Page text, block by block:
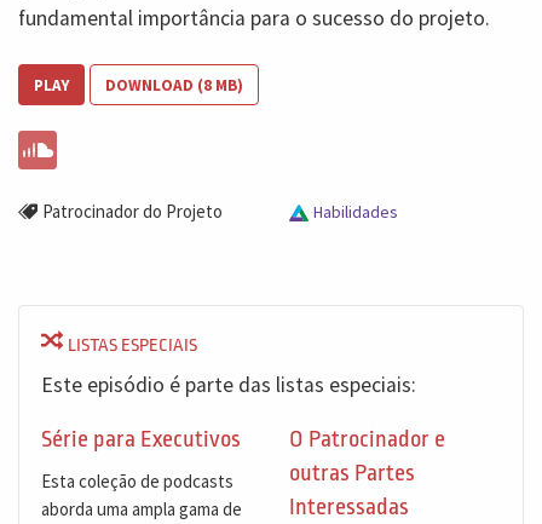
fundamental importância para o sucesso do projeto.
PLAY DOWNLOAD (8 MB)
Patrocinador do Projeto Habilidades
LISTAS ESPECIAIS
Este episódio é parte das listas especiais:
Série para Executivos
Esta coleção de podcasts
aborda uma ampla gama de
O Patrocinador e
outras Partes
Interessadas